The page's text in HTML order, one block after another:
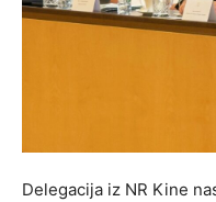
Delegacija iz NR Kine